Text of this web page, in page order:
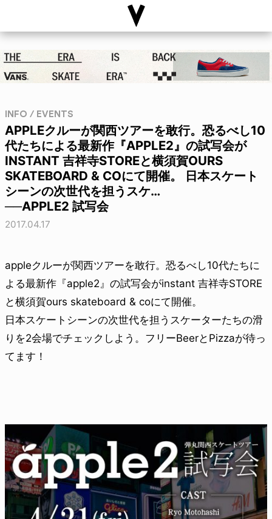
INFO / EVENTS
APPLEクルーが関西ツアーを敢行。恐るべし10
代たちによる最新作『APPLE2』の試写会が
INSTANT 吉祥寺STOREと横須賀OURS
SKATEBOARD & COにて開催。 日本スケート
シーンの次世代を担うスケ…
──APPLE2 試写会
2017.04.17
appleクルーが関西ツアーを敢行。恐るべし10代たちに
よる最新作『apple2』の試写会がinstant 吉祥寺STORE
と横須賀ours skateboard & coにて開催。
日本スケートシーンの次世代を担うスケーターたちの滑
りを2会場でチェックしよう。フリーBeerとPizzaが待っ
てます！